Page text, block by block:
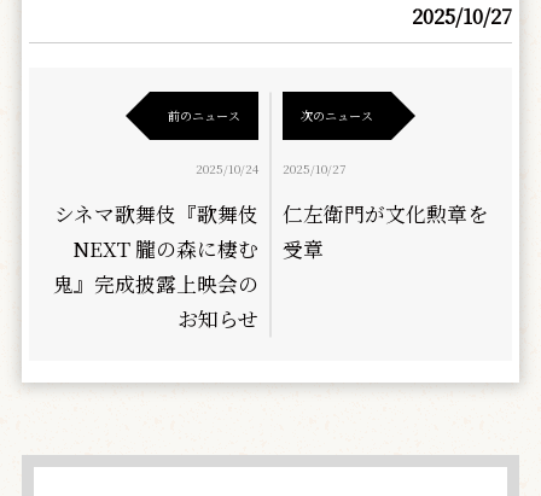
2025/10/27
前のニュース
2025/10/24
シネマ歌舞伎『歌舞伎
NEXT 朧の森に棲む
鬼』完成披露上映会の
お知らせ
次のニュース
2025/10/27
仁左衛門が文化勲章を
受章